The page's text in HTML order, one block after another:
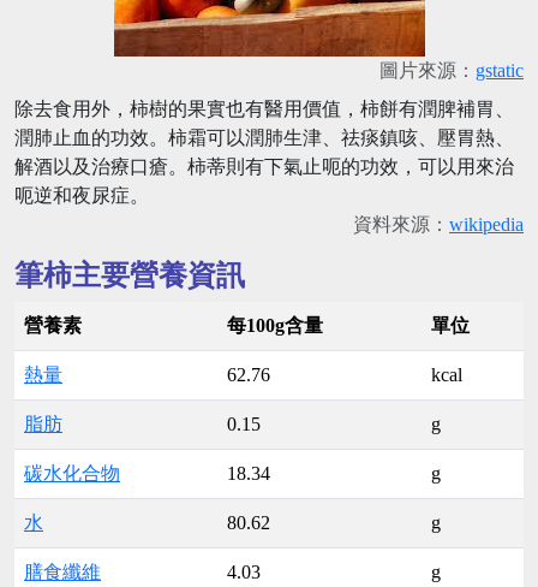
圖片來源： gstatic
除去食用外，柿樹的果實也有醫用價值，柿餅有潤脾補胃、
潤肺止血的功效。柿霜可以潤肺生津、祛痰鎮咳、壓胃熱、
解酒以及治療口瘡。柿蒂則有下氣止呃的功效，可以用來治
呃逆和夜尿症。
資料來源： wikipedia
筆柿主要營養資訊
營養素 每100g含量 單位
熱量 62.76 kcal
脂肪 0.15 g
碳水化合物 18.34 g
水 80.62 g
膳食纖維 4.03 g